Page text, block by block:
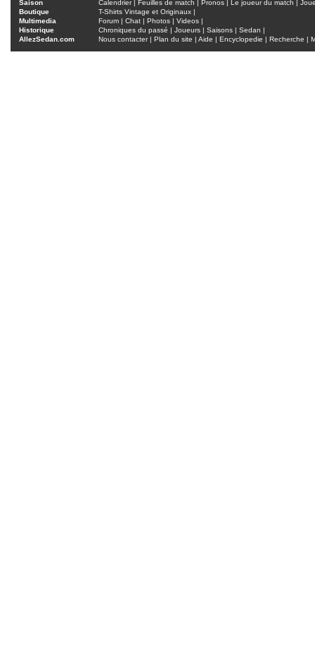
Saison Calendrier| Feuilles de match Pronos Le joueur du match
Boutique
T-Shirts Vintage et Originaux |
Multimedia
Forum | Chat | Photos | Videos |
Historique
Chroniques du passé | Joueurs | Saisons | Sedan |
AllezSedan.com
Nous contacter| Plan du site | Aide | Encyclopedie | Recherche |